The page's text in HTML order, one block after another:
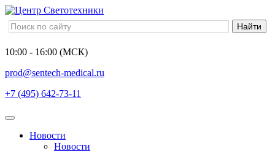
10:00 - 16:00 (МСК)
prod@sentech-medical.ru
+7 (495) 642-73-11
Новости
Новости